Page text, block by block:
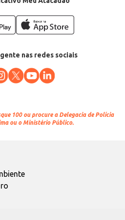
nas redes sociais
100 ou procure a Delegacia de Polícia
ou o Ministério Público.